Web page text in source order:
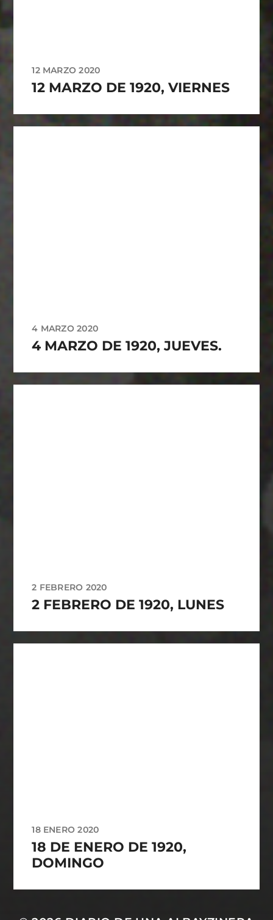
12 MARZO 2020
12 MARZO DE 1920, VIERNES
4 MARZO 2020
4 MARZO DE 1920, JUEVES.
2 FEBRERO 2020
2 FEBRERO DE 1920, LUNES
18 ENERO 2020
18 DE ENERO DE 1920,
DOMINGO